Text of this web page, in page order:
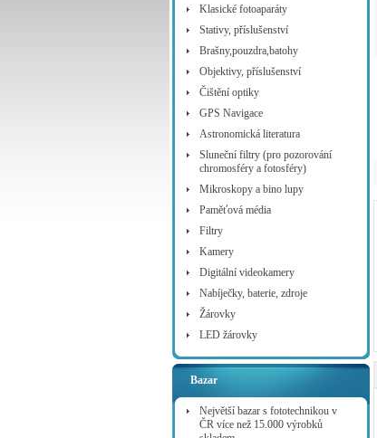
Klasické fotoaparáty
Stativy, příslušenství
Brašny,pouzdra,batohy
Objektivy, příslušenství
Čištění optiky
GPS Navigace
Astronomická literatura
Sluneční filtry (pro pozorování
chromosféry a fotosféry)
Mikroskopy a bino lupy
Paměťová média
Filtry
Kamery
Digitální videokamery
Nabíječky, baterie, zdroje
Žárovky
LED žárovky
Bazar
Největší bazar s fototechnikou v
ČR více než 15.000 výrobků